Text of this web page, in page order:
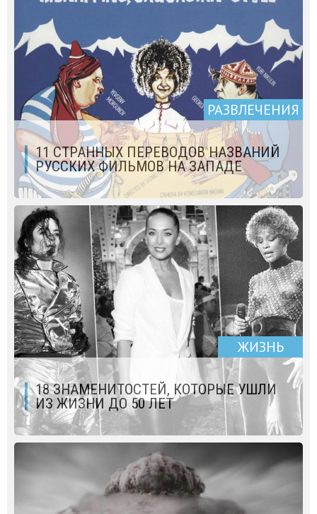
РАЗВЛЕЧЕНИЯ
11 СТРАННЫХ ПЕРЕВОДОВ НАЗВАНИЙ
РУССКИХ ФИЛЬМОВ НА ЗАПАДЕ
ЖИЗНЬ
18 ЗНАМЕНИТОСТЕЙ, КОТОРЫЕ УШЛИ
ИЗ ЖИЗНИ ДО 50 ЛЕТ